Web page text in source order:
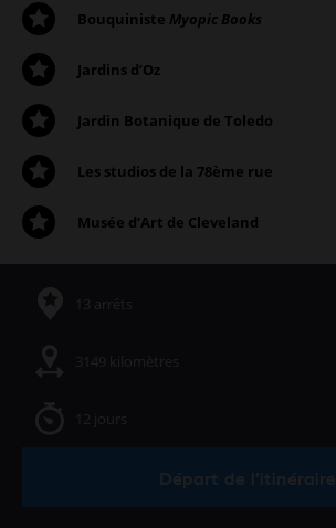
Bouquiniste Myopic Books
Jardins d’Oz
Jardin Botanique de Toledo
Les studios de la 78ème rue
Musée d’Art de Cleveland
Départ de l’itinéraire